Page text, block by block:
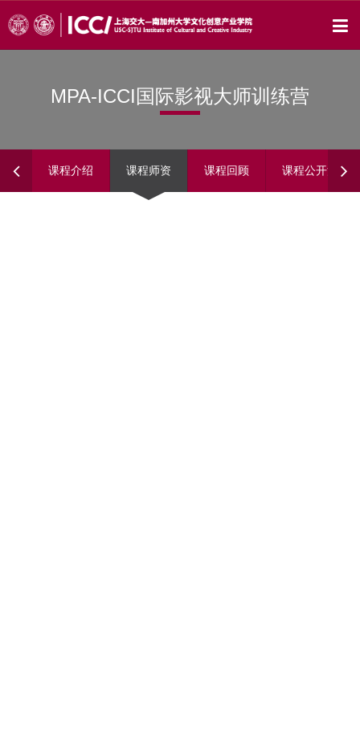
MPA-ICCI国际影视大师训练营
课程介绍 课程师资 课程回顾 课程公开活动